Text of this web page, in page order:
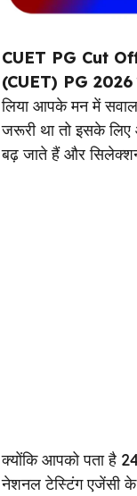
CUET PG Cut
(CUET) PG 2026
लिया आपके मन में सवाल
जरूरी था तो इसके
बढ़ जाते हैं और
क्योंकि आपको पता है
नेशनल टेस्टिंग एजेंसी के